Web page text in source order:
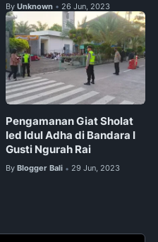
By Unknown • 26 Jun, 2023
Pengamanan Giat Sholat
Ied Idul Adha di Bandara I
Gusti Ngurah Rai
By Blogger Bali • 29 Jun, 2023